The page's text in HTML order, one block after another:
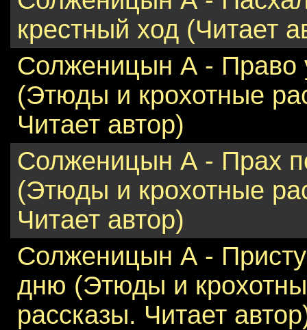
крестный ход (Читает
Солженицын А - Право
(Этюды и крохотные
Читает автор)
Солженицын А - Прах
(Этюды и крохотные
Читает автор)
Солженицын А -
дню (Этюды и
рассказы. Читает